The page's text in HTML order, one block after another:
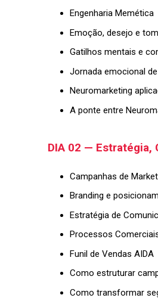
Engenharia Memética
Emoção, desejo e
Gatilhos mentais e
Jornada emocional
Neuromarketing
A ponte entre
DIA 02 — Estratégia,
Campanhas de
Branding e
Estratégia de
Processos
Funil de Vendas AIDA
Como estruturar
Como transformar